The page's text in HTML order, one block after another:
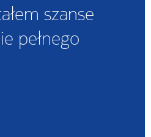
szanse
pełnego